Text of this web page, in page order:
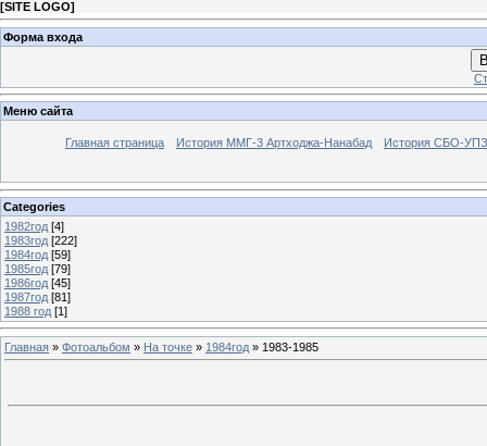
[SITE LOGO]
Форма входа
Меню сайта
Главная страница История ММГ-3 Артходжа-Нанабад История СБО-УПЗ
Categories
1982год [4]
1983год [222]
1984год [59]
1985год [79]
1986год [45]
1987год [81]
1988 год [1]
Главная » Фотоальбом » На точке » 1984год » 1983-1985